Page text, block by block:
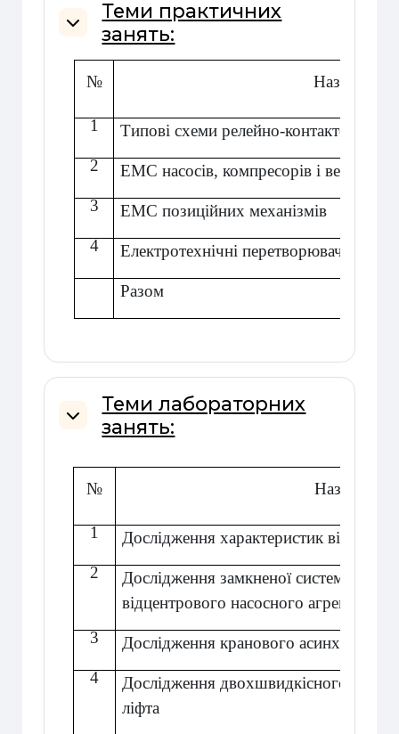
Згорнути
Теми практичних
занять:
№ Назва теми
1
Типові схеми релейно-контакторних
2
ЕМС насосів, компресорів і
3
ЕМС позиційних механізмів
4
Електротехнічні перетворювачі
Разом
Згорнути
Теми лабораторних
занять:
№ Назва теми
1
Дослідження характеристик
2
Дослідження замкненої системи
відцентрового насосного агрегату
3
Дослідження кранового
4
Дослідження двохшвидкісного
ліфта